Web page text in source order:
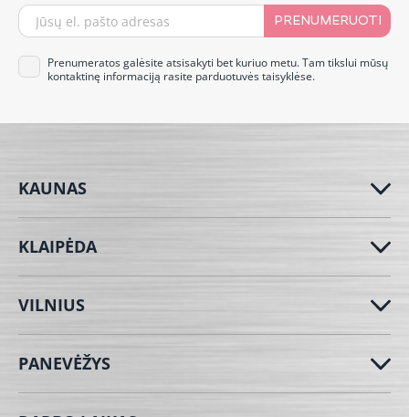
PRENUMERUOTI
Prenumeratos galėsite atsisakyti bet kuriuo metu. Tam tikslui mūsų
kontaktinę informaciją rasite parduotuvės taisyklėse.
KAUNAS
KLAIPĖDA
VILNIUS
PANEVĖŽYS